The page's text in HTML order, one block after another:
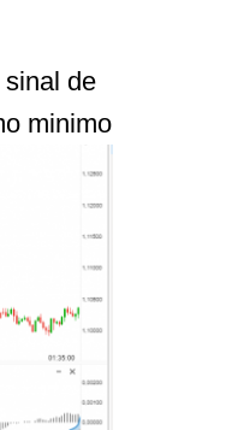
de
minimo